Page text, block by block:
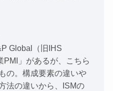
Global（旧IHS
PMI」があるが、こちら
の。構成要素の違いや
法の違いから、ISMの